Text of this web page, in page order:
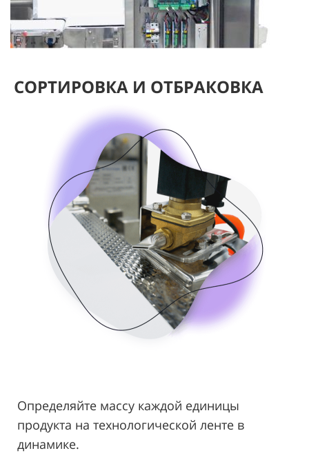
СОРТИРОВКА И ОТБРАКОВКА
Определяйте массу каждой единицы
продукта на технологической ленте в
динамике.